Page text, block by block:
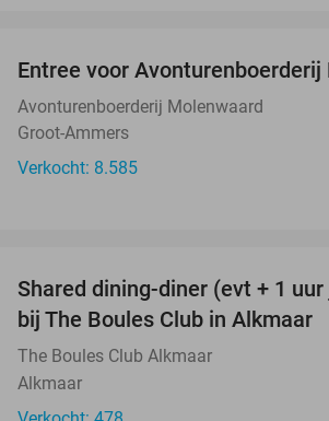
Entree voor
Avonturenboerderij Molenwaard
Groot-Ammers
Verkocht: 8.585
Shared dining-diner (evt + 1
bij The Boules Club in Alkmaar
The Boules Club Alkmaar
Alkmaar